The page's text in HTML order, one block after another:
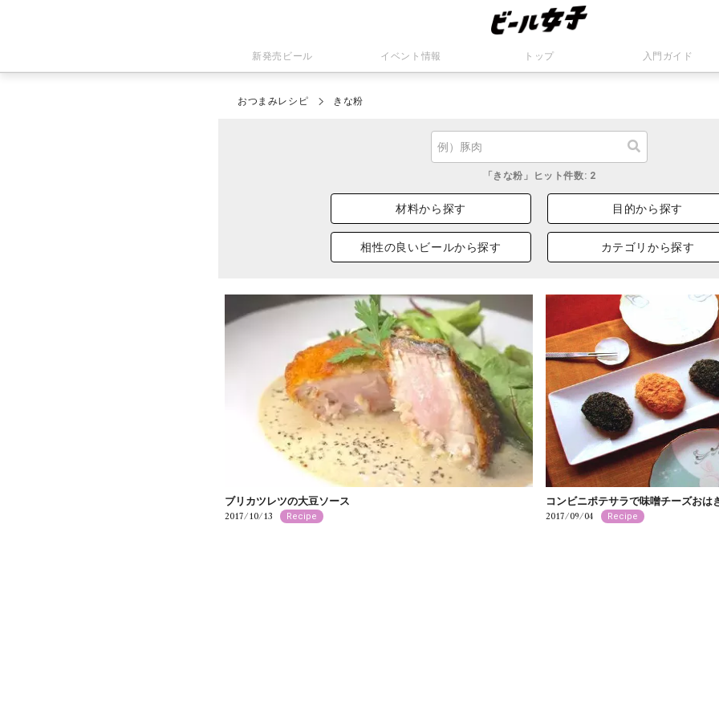
新発売ビール イベント情報 トップ 入門ガイド
おつまみレシピ きな粉
「きな粉」ヒット件数: 2
材料から探す 目的から探す
相性の良いビールから探す カテゴリから探す
ブリカツレツの大豆ソース
2017/10/13 Recipe
コンビニポテサラで味噌チーズおは
2017/09/04 Recipe